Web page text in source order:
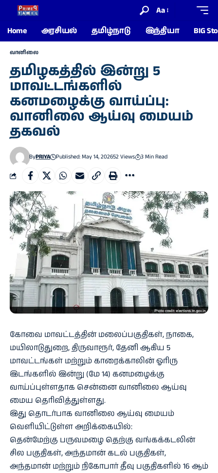
Aa
Home
அரசியல் தமிழ்நாடு இந்தியா BIG
வானிலை
தமிழகத்தில் இன்று 5
மாவட்டங்களில்
கனமழைக்கு வாய்ப்பு:
வானிலை ஆய்வு மையம்
தகவல்
ByPRIYA Published: May 14, 202652 Views 3 Min Read
கோவை மாவட்டத்தின் மலைப்பகுதிகள், நாகை,
மயிலாடுதுறை, திருவாரூர், தேனி ஆகிய 5
மாவட்டங்கள் மற்றும் காரைக்காலின் ஓரிரு
இடங்களில் இன்று (மே 14) கனமழைக்கு
வாய்ப்புள்ளதாக சென்னை வானிலை ஆய்வு
மைய தெரிவித்துள்ளது.
இது தொடர்பாக வானிலை ஆய்வு மையம்
வெளியிட்டுள்ள அறிக்கையில்:
தென்மேற்கு பருவமழை தெற்கு வங்கக்கடலின்
சில பகுதிகள், அந்தமான் கடல் பகுதிகள்,
அந்தமான் மற்றும் நிகோபார் தீவு பகுதிகளில் 16 ஆம்